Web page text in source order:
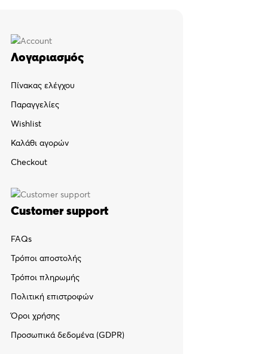
Λογαριασμός
Πίνακας ελέγχου
Παραγγελίες
Wishlist
Καλάθι αγορών
Checkout
Customer support
FAQs
Τρόποι αποστολής
Τρόποι πληρωμής
Πολιτική επιστροφών
Όροι χρήσης
Προσωπικά δεδομένα (GDPR)